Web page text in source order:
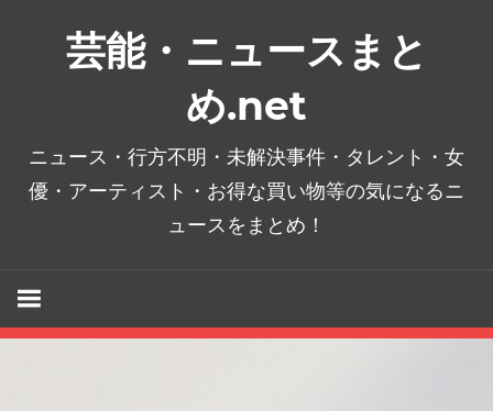
芸能・ニュースまと
め.net
ニュース・行方不明・未解決事件・タレント・女
優・アーティスト・お得な買い物等の気になるニ
ュースをまとめ！